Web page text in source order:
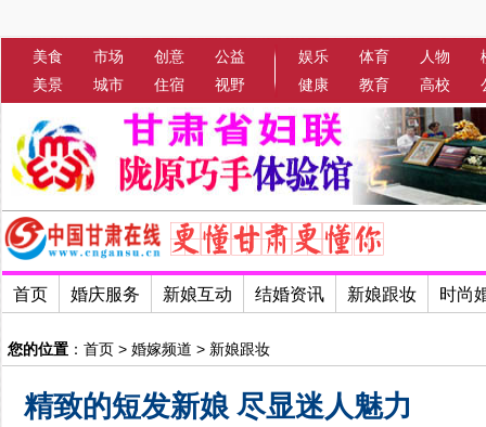
美食 市场 创意
公益
美景
城市 住宿 视野
娱乐 体育 人物
健康
教育 高校
首页 婚庆服务 新娘互动 结婚资讯 新娘跟妆 时尚
您的位置 ： 首页 > 婚嫁频道 > 新娘跟妆
精致的短发新娘 尽显迷人魅力